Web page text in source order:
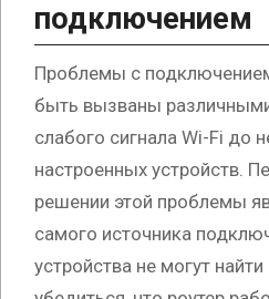
подключением
Проблемы с
быть вызваны
слабого сигнала Wi-Fi до
настроенных устройств.
решении этой проблемы
самого источника
устройства не могут